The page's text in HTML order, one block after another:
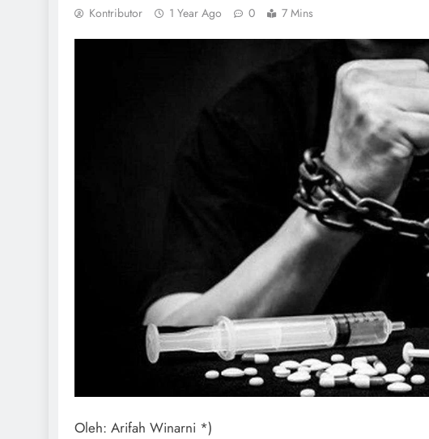
Kontributor 1 Year Ago 0 7 Mins
Oleh: Arifah Winarni *)